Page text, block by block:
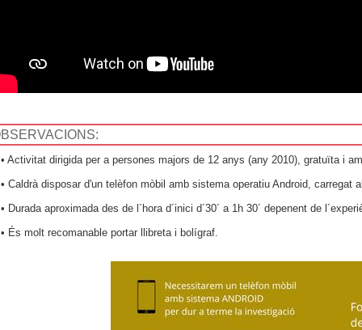
dirigida per a persones majors de 12 anys (any 2010), gratuïta i
disposar d'un telèfon mòbil amb sistema operatiu Android, carregat
aproximada des de l´hora d´inici d´30´ a 1h 30´ depenent de
molt recomanable portar llibreta i bolígraf.